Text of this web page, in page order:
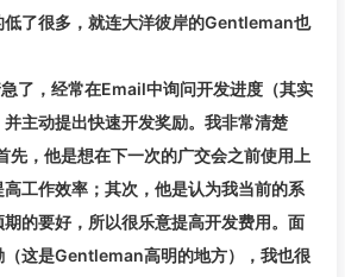
低了很多，就连大洋彼岸的Gentleman也
了，经常在Email中询问开发进度（其实
主动提出快速开发奖励。我非常清楚
，他是想在下一次的广交会之前使用上
工作效率；其次，他是认为我当前的系
的要好，所以很乐意提高开发费用。面
（这是Gentleman高明的地方），我也很